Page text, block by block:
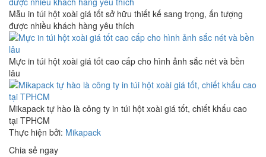
Mẫu in túi hột xoài giá tốt sở hữu thiết kế sang trọng, ấn tượng
được nhiều khách hàng yêu thích
Mực in túi hột xoài giá tốt cao cấp cho hình ảnh sắc nét và bền
lâu
Mikapack tự hào là công ty in túi hột xoài giá tốt, chiết khấu cao
tại TPHCM
Thực hiện bởi: Mikapack
Chia sẻ ngay